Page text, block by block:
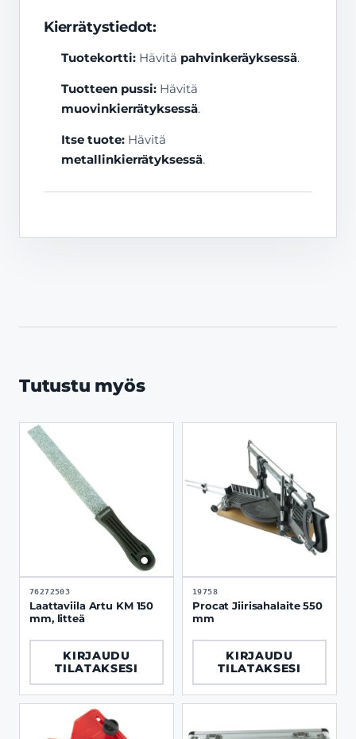
Kierrätystiedot:
Tuotekortti: Hävitä pahvinkeräyksessä.
Tuotteen pussi: Hävitä
muovinkierrätyksessä.
Itse tuote: Hävitä
metallinkierrätyksessä.
Tutustu myös
76272503
Laattaviila Artu KM 150
mm, litteä
KIRJAUDU
TILATAKSESI
19758
Procat Jiirisahalaite 550
mm
KIRJAUDU
TILATAKSESI